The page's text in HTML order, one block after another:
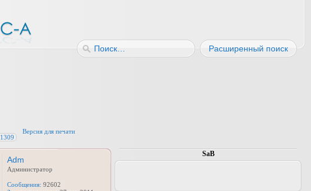
Расширенный поиск
Версия для печати
1309
Adm
Администратор
Сообщения: 92602
SaB